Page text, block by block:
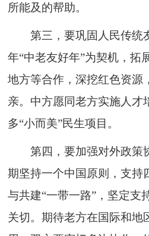
所能及的帮助。
第三，要巩固人民传统
年“中老友好年”为契机，拓
地方等合作，深挖红色资源
亲。中方愿同老方实施人才
多“小而美”民生项目。
第四，要加强对外政策
期坚持一个中国原则，支持
与共建“一带一路”，坚定支
关切。期待老方在国际和地